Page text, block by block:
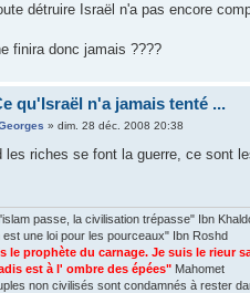
détruire Israël n'a pas encore
finira donc jamais ????
qu'Israël n'a jamais tenté ...
» dim. 28 déc. 2008 20:38
les riches se font la guerre, ce sont
passe, la civilisation trépasse" Ibn
est une loi pour les pourceaux" Ibn Roshd
le prophète du carnage. Je suis le rieur
est à l' ombre des épées" Mahomet
non civilisés sont condamnés à rester